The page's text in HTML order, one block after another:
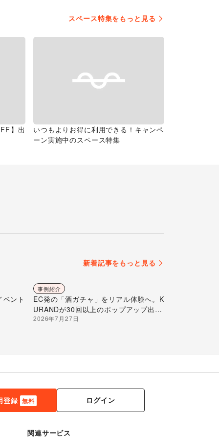
スペース特集をもっと見る
】出
いつもよりお得に利用できる！キャンペ
ーン実施中のスペース特集
新着記事をもっと見る
ント
事例紹介
EC発の「酒ガチャ」をリアル体験へ。K
URANDが30回以上のポップアップ出店
で届ける“新しいお酒との出会い”
2026年7月27日
登録 無料 ログイン
関連サービス